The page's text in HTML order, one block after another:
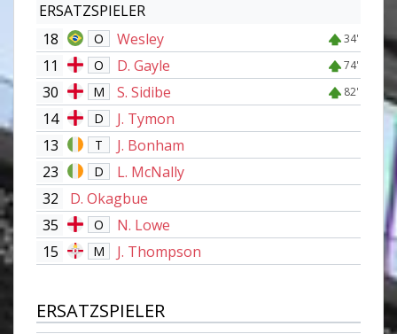
ERSATZSPIELER
18
O Wesley 34'
11 O D. Gayle 74'
30 M S. Sidibe 82'
14 D
J. Tymon
13
T
J. Bonham
23
D
L. McNally
32
D. Okagbue
35
O
N. Lowe
15
M J. Thompson
ERSATZSPIELER